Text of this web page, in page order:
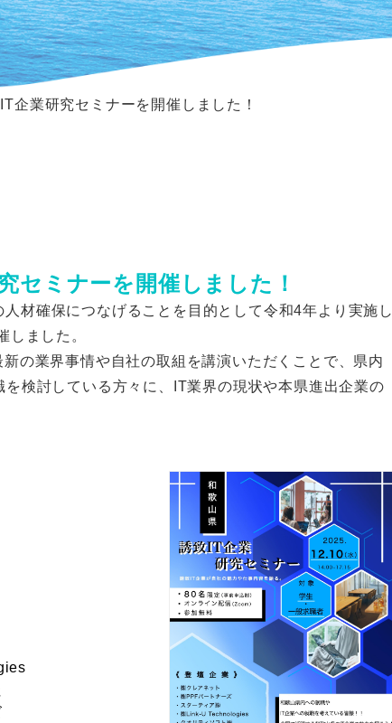
企業研究セミナーを開催しました！
セミナーを開催しました！
材確保につなげることを目的として令和4年より実施し
しました。
の業界事情や自社の取組を講演いただくことで、県内
検討している方々に、IT業界の現状や本県進出企業の